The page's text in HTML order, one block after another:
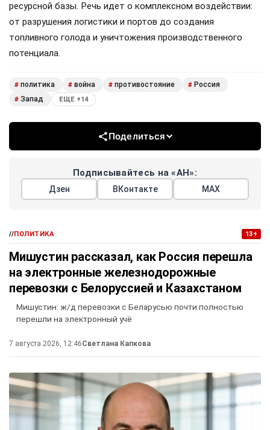
ресурсной базы. Речь идет о комплексном воздействии:
от разрушения логистики и портов до создания
топливного голода и уничтожения производственного
потенциала.
# политика # война # противостояние # Россия
# Запад ЕЩЕ +14
Поделиться
Подписывайтесь на «АН»:
Дзен ВКонтакте МАХ
//ПОЛИТИКА 13+
Мишустин рассказал, как Россия перешла
на электронные железнодорожные
перевозки с Белоруссией и Казахстаном
Мишустин: ж/д перевозки с Беларусью почти полностью
перешли на электронный учё
7 августа 2026, 12:46Светлана Капкова